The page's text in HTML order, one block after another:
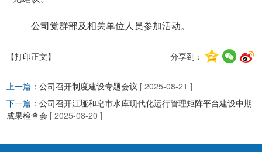
公司党群部及相关单位人员参加活动。
【打印正文】 分享到：
上一篇： 公司召开制度建设专题会议 [ 2025-08-21 ]
下一篇： 公司召开江垭和皂市水库现代化运行管理矩阵平台建设中期
成果检查会 [ 2025-08-20 ]